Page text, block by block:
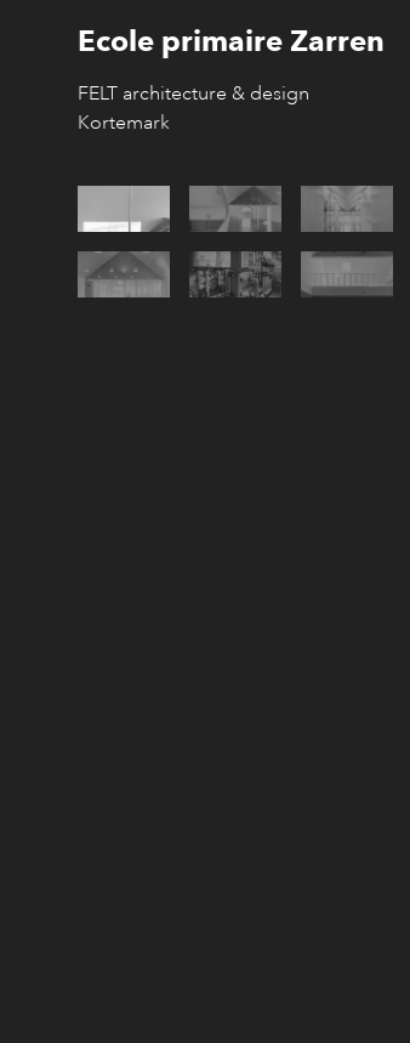
Ecole primaire Zarren
FELT architecture & design
Kortemark